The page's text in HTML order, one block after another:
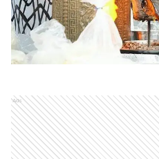
Ads